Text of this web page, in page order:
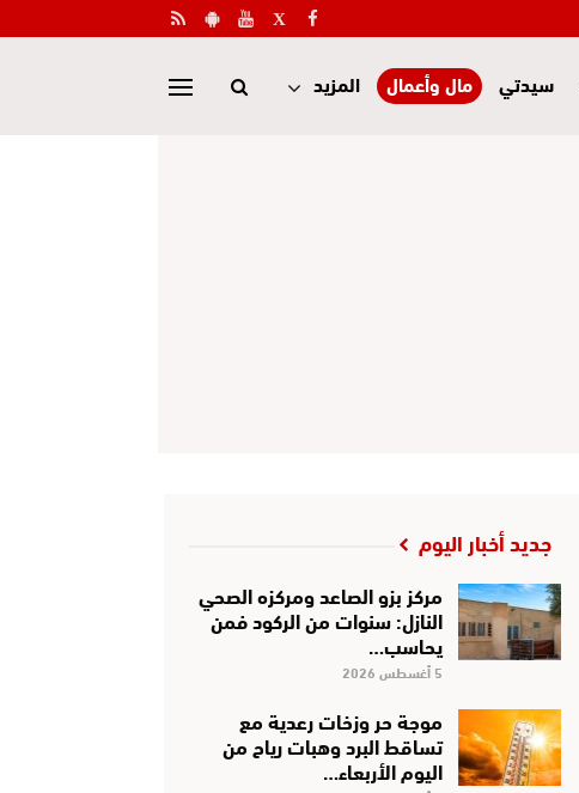
سيدتي مال وأعمال المزيد
جديد أخبار اليوم
مركز بزو الصاعد ومركزه الصحي
النازل: سنوات من الركود فمن
يحاسب…
5 أغسطس 2026
موجة حر وزخات رعدية مع
تساقط البرد وهبات رياح من
اليوم الأربعاء…